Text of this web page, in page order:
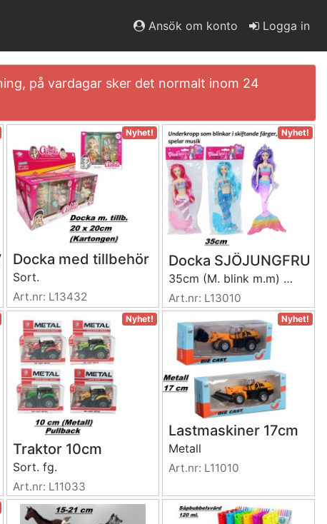
Ansök om konto Logga in
på vardagar sker det normalt inom 24
Nyhet!
Docka med tillbehör
Sort.
Art.nr: L13432
Nyhet!
Docka SJÖJUNGFRU
35cm (M. blink m.m) sort.
Art.nr: L13010
Nyhet!
Traktor 10cm
Sort. fg.
Art.nr: L11033
Nyhet!
Lastmaskiner 17cm
Metall
Art.nr: L11010